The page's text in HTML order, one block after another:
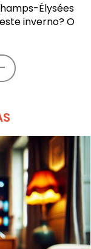
Élysées
inverno? O